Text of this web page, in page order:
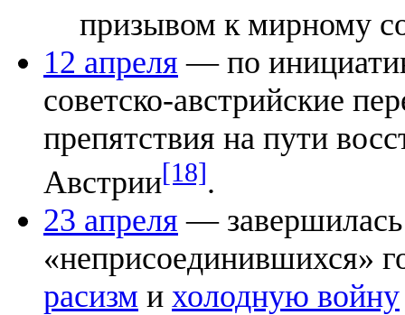
призывом к мирному
12 апреля — по
советско-австрийские
препятствия на пути
Австрии[18].
23 апреля —
«неприсоединившихся»
расизм и холодную войну